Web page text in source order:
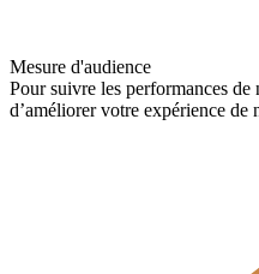
Mesure d'audience
Pour suivre les performances
d’améliorer votre expérience de